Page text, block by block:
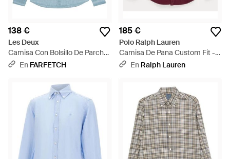
138 €
Les Deux
Camisa Con Bolsillo De Parche
- Azul
En FARFETCH
185 €
Polo Ralph Lauren
Camisa De Pana Custom Fit -
RojoEn Ralph Lauren